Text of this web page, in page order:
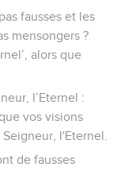
fausses et les
mensongers ?
alors que
l’Eternel :
vos visions
l'Eternel.
de fausses